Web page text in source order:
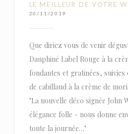
LE MEILLEUR DE VOTRE
20/11/2019
Que diriez vous de venir
Dauphiné Label Rouge à la
fondantes et gratinées,
de cabillaud à la crème de
"La nouvelle déco signée John
élégance folle - nous donne
toute la journée…"